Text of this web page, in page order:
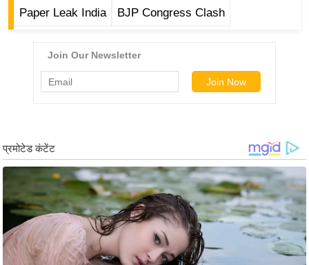
w
ल
टे
क्नॉ
लॉ
जी
ब्यू
टी
Paper Leak India BJP Congress Clash